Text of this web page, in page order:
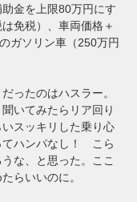
金を上限80万円にす
免税）、車両価格＋
ガソリン車（250万円
ったのはハスラー。
いてみたらリア回り
スッキリした乗り心
てハンパなし！ こら
な、と思った。ここ
らいいのに。